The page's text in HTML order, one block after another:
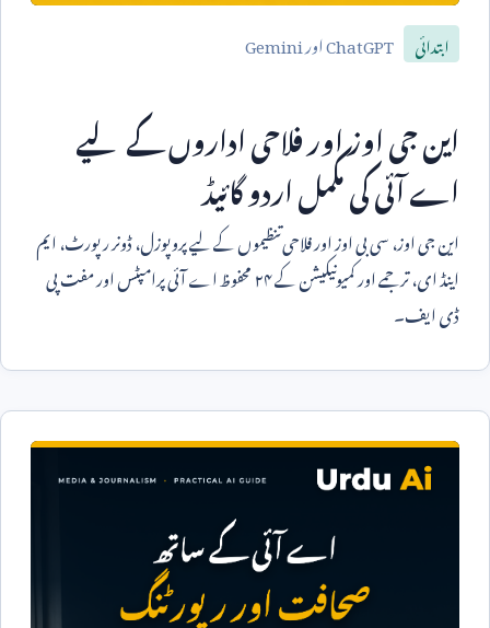
ابتدائی ChatGPTاورGemini
این جی اوز اور فلاحی اداروں کے لیے
اے آئی کی مکمل اردو گائیڈ
این جی اوز، سی بی اوز اور فلاحی تنظیموں کے لیے پروپوزل، ڈونر رپورٹ، ایم
اینڈ ای، ترجمے اور کمیونیکیشن کے ۲۴ محفوظ اے آئی پرامپٹس اور مفت پی
ڈی ایف۔